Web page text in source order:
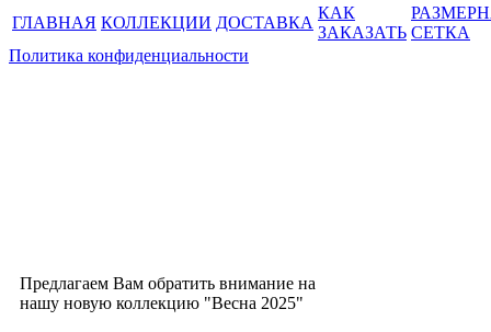
ГЛАВНАЯ КОЛЛЕКЦИИ ДОСТАВКА
КАК
ЗАКАЗАТЬ СЕТКА
Политика конфиденциальности
Предлагаем Вам обратить внимание на
нашу новую коллекцию "Весна 2025"